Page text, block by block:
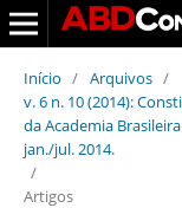
Início / Arquivos /
v. 6 n. 10 (2014):
da Academia
jan./jul. 2014.
/
Artigos